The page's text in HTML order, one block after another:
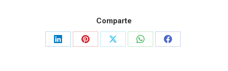
Comparte
Share
Share
Share
Share
Share